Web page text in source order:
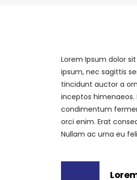
Lorem Ipsum dolor
ipsum, nec sagittis
tincidunt auctor a
inceptos himenaeos.
condimentum
orci enim. Erat
Nullam ac urna eu